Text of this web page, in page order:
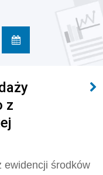
z
ewidencji środków